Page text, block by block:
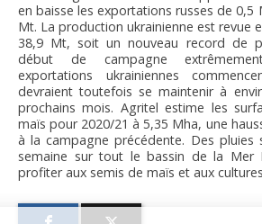
en baisse les exportations russes de 0,5
Mt. La production ukrainienne est revue
38,9 Mt, soit un nouveau record de
début de campagne
exportations ukrainiennes
devraient toutefois se maintenir à
prochains mois. Agritel estime les
maïs pour 2020/21 à 5,35 Mha, une
à la campagne précédente. Des pluies
semaine sur tout le bassin de la Mer
profiter aux semis de maïs et aux